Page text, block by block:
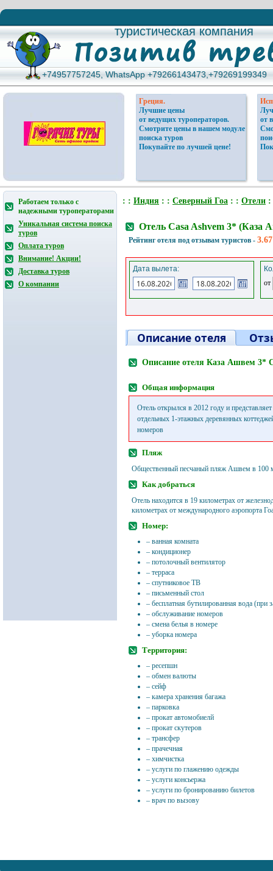
туристическая компания
туристическая компания
+74957757245, WhatsApp +79266143473,+79269199349
+74957757245, WhatsApp +79266143473,+79269199349
Греция.
Лучшие цены
от ведущих туроператоров.
Смотрите цены в нашем модуле
поиска туров
Покупайте по лучшей цене!
от
Работаем только с
надежными туроператорами
Уникальная система поиска
туров
Оплата туров
Внимание! Акции!
Доставка туров
О компании
: : Индия : : Северный Гоа : : Отели :
Отель Casa Ashvem 3*
Рейтинг отеля под отзывам туристов -
Дата вылета:
от
Описание отеля
Описание отеля Каза Ашвем 3*
Общая информация
Отель открылся в 2012 году и
отдельных 1-этажных деревянных
номеров
Пляж
Общественный песчаный пляж Ашвем в 100
Как добраться
Отель находится в 19 километрах от
километрах от международного аэропорта
Номер:
– ванная комната
– кондиционер
– потолочный вентилятор
– терраса
– спутниковое ТВ
– письменный стол
– бесплатная бутилированная вода (при
– обслуживание номеров
– смена белья в номере
– уборка номера
Территория:
– ресепшн
– обмен валюты
– сейф
– камера хранения багажа
– парковка
– прокат автомобиелй
– прокат скутеров
– трансфер
– прачечная
– химчистка
– услуги по глажению одежды
– услуги консьержа
– услуги по бронированию билетов
– врач по вызову